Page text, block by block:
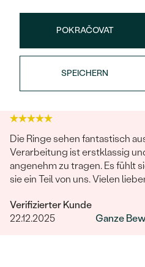
Bestseller
ANSEHEN
POKRAČOVAT
SPEICHERN
Trusted shop
Die Ringe sehen fantastisch
Verarbeitung ist erstklassig
angenehm zu tragen. Es fühlt
sie ein Teil von uns. Vielen
und Ihre Marke unseren
weiterempfehlen.
Verifizierter Kunde
22.12.2025
Ganze